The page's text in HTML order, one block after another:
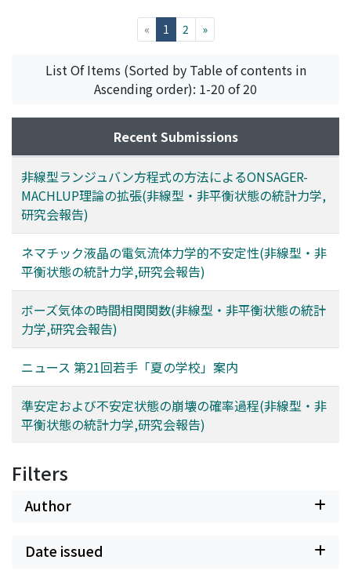
« 1 (current)
2 »
List Of Items (Sorted by Table of contents in
Ascending order): 1-20 of 20
Recent Submissions
非線型ランジュバン方程式の方法によるONSAGER-
MACHLUP理論の拡張(非線型・非平衡状態の統計力学,
研究会報告)
ネマチック液晶の電気流体力学的不安定性(非線型・非
平衡状態の統計力学,研究会報告)
ボーズ気体の時間相関関数(非線型・非平衡状態の統計
力学,研究会報告)
ニュース 第21回若手「夏の学校」案内
準安定および不安定状態の崩壊の確率過程(非線型・非
平衡状態の統計力学,研究会報告)
Filters
Author
Date issued